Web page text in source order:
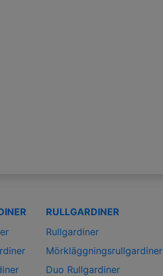
RULLGARDINER
Rullgardiner
Mörkläggningsrullgardiner
Duo Rullgardiner